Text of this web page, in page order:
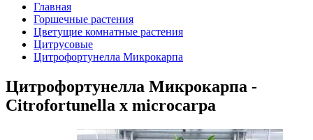
Главная
Горшечные растения
Цветущие комнатные растения
Цитрусовые
Цитрофортунелла Микрокарпа
Цитрофортунелла Микрокарпа -
Citrofortunella x microcarpa